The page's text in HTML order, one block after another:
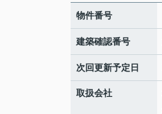
物件番号
建築確認番号
次回更新予定日
取扱会社